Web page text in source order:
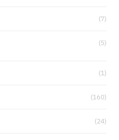
(7)
(5)
(1)
(160)
(24)